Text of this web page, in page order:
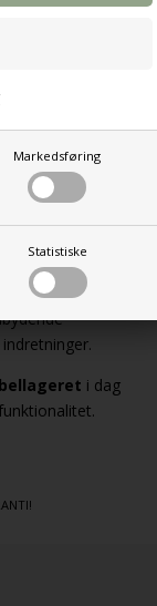
Markedsføring
Statistiske
der søger en
holdbare
i dag